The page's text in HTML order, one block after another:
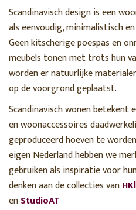
Scandinavisch design is een
als eenvoudig, minimalistisch
Geen kitscherige poespas en
meubels tonen met trots hun
worden er natuurlijke
op de voorgrond geplaatst.
Scandinavisch wonen
en woonaccessoires
geproduceerd hoeven te
eigen Nederland hebben we
gebruiken als inspiratie voor
denken aan de collecties van
enStudioAT